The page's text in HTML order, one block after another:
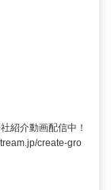
紹介動画配信中！
create-gro